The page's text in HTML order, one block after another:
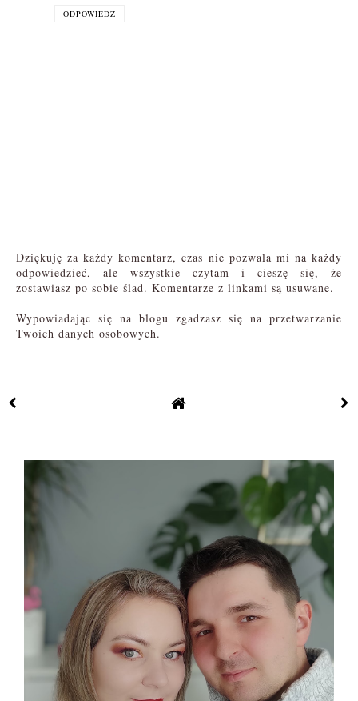
ODPOWIEDZ
Dziękuję za każdy komentarz, czas nie pozwala mi na każdy
odpowiedzieć, ale wszystkie czytam i cieszę się, że
zostawiasz po sobie ślad. Komentarze z linkami są usuwane.
Wypowiadając się na blogu zgadzasz się na przetwarzanie
Twoich danych osobowych.